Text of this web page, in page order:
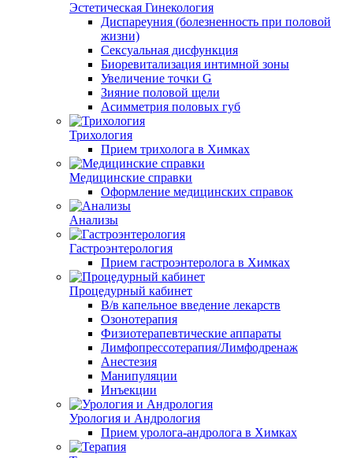
Эстетическая Гинекология
Диспареуния (болезненность при половой
жизни)
Сексуальная дисфункция
Биоревитализация интимной зоны
Увеличение точки G
Зияние половой щели
Асимметрия половых губ
Трихология
Прием трихолога в Химках
Медицинские справки
Оформление медицинских справок
Анализы
Гастроэнтерология
Прием гастроэнтеролога в Химках
Процедурный кабинет
В/в капельное введение лекарств
Озонотерапия
Физиотерапевтические аппараты
Лимфопрессотерапия/Лимфодренаж
Анестезия
Манипуляции
Инъекции
Урология и Андрология
Прием уролога-андролога в Химках